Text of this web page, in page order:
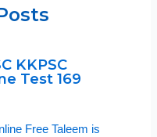
KKPSC
Test 169
Free Taleem is